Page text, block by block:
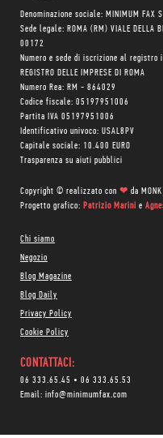
Denominazione sociale: MINIMUM FAX
Sede legale: ROMA (RM) VIALE DELLA
00172
Numero e sede di iscrizione al
REGISTRO DELLE IMPRESE DI ROMA
Numero Rea: RM - 864029
Codice fiscale: 05197951006
Partita IVA 05197951006
Identificativo univoco: USAL8PV
Capitale sociale: 10.400 EURO
Trasparenza su aiuti pubblici
Copyright © realizzato con ❤ da
Progetto grafico: Patrizio Marini e
Chi siamo
Negozio
Blog Magazine
Blog Daily
Privacy Policy
Cookie Policy
CONTATTACI:
06 333.65.45 • 06 333.65.53
Email: info@minimumfax.com